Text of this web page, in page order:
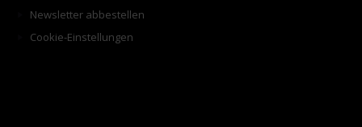
Newsletter abbestellen
Cookie-Einstellungen